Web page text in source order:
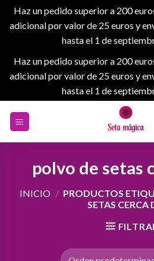
Haz un pedido superior a 200
adicional por valor de 25 euros y
hasta el 1 de
Haz un pedido superior a 200
adicional por valor de 25 euros y
hasta el 1 de
polvo de setas
INICIO / PRODUCTOS
SETAS CERCA